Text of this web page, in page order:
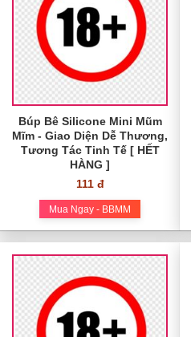
Búp Bê Silicone Mini Mũm
Mĩm - Giao Diện Dễ Thương,
Tương Tác Tinh Tế [ HẾT
HÀNG ]
111 đ
Mua Ngay - BBMM